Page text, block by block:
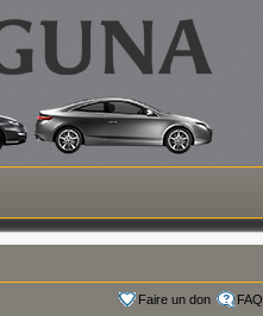
Faire un don FAQ